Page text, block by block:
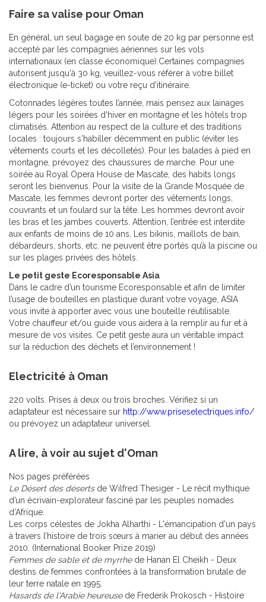
Faire sa valise pour Oman
En général, un seul bagage en soute de 20 kg par personne est
accepté par les compagnies aériennes sur les vols
internationaux (en classe économique).Certaines compagnies
autorisent jusqu'à 30 kg, veuillez-vous référer à votre billet
électronique (e-ticket) ou votre reçu d'itinéraire.
Cotonnades légères toutes l’année, mais pensez aux lainages
légers pour les soirées d'hiver en montagne et les hôtels trop
climatisés. Attention au respect de la culture et des traditions
locales : toujours s'habiller décemment en public (éviter les
vêtements courts et les décolletés). Pour les balades à pied en
montagne, prévoyez des chaussures de marche. Pour une
soirée au Royal Opera House de Mascate, des habits longs
seront les bienvenus. Pour la visite de la Grande Mosquée de
Mascate, les femmes devront porter des vêtements longs,
couvrants et un foulard sur la tête. Les hommes devront avoir
les bras et les jambes couverts. Attention, l’entrée est interdite
aux enfants de moins de 10 ans. Les bikinis, maillots de bain,
débardeurs, shorts, etc. ne peuvent être portés qu’à la piscine ou
sur les plages privées des hôtels.
Le petit geste Ecoresponsable Asia
Dans le cadre d’un tourisme Ecoresponsable et afin de limiter
l’usage de bouteilles en plastique durant votre voyage, ASIA
vous invite à apporter avec vous une bouteille réutilisable.
Votre chauffeur et/ou guide vous aidera à la remplir au fur et à
mesure de vos visites. Ce petit geste aura un véritable impact
sur la réduction des déchets et l’environnement !
Electricité à Oman
220 volts. Prises à deux ou trois broches. Vérifiez si un
adaptateur est nécessaire sur http://www.priseselectriques.info/
ou prévoyez un adaptateur universel.
A lire, à voir au sujet d'Oman
Nos pages préférées
Le Désert des désertsde Wilfred Thesiger - Le récit mythique
d’un écrivain-explorateur fasciné par les peuples nomades
d’Afrique.
Les corps célestes de Jokha Alharthi - L'émancipation d'un pays
à travers l’histoire de trois sœurs à marier au début des années
2010. (International Booker Prize 2019)
Femmes de sable et de myrrhede Hanan El Cheikh - Deux
destins de femmes confrontées à la transformation brutale de
leur terre natale en 1995.
Hasards de l'Arabie heureusede Frederik Prokosch - Histoire